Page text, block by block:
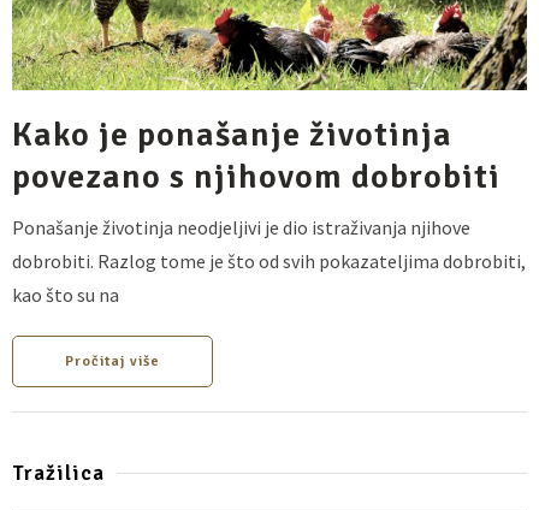
Kako je ponašanje životinja
povezano s njihovom dobrobiti
Ponašanje životinja neodjeljivi je dio istraživanja njihove
dobrobiti. Razlog tome je što od svih pokazateljima dobrobiti,
kao što su na
Pročitaj više
Tražilica